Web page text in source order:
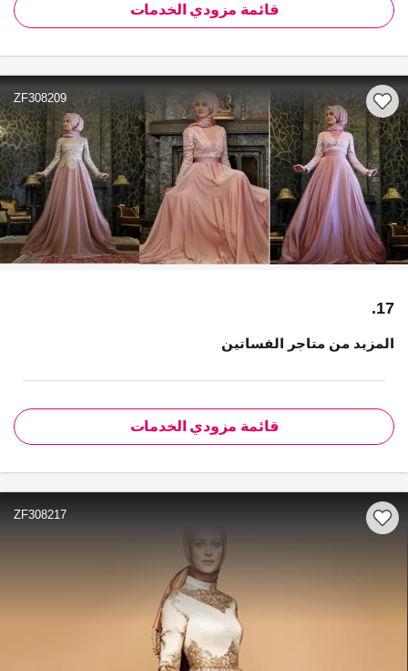
قائمة مزودي الخدمات
ZF308209
17.
المزيد من متاجر الفساتين
قائمة مزودي الخدمات
ZF308217